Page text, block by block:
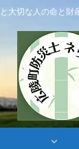
大切な人の命と財